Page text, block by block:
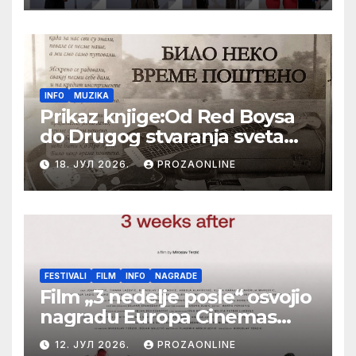
Festival evropskog filma Palić
INFO MUZIKA
Prikaz knjige:Od Red Boysa
do Drugog stvaranja sveta
(bilo neko vreme pošteno)
(autor- Zlatomira Sremca,
Botoš 2022. godine,
samizdat)
18. ЈУЛ 2026. PROZAONLINE
FESTIVALI FILM INFO NAGRADE
Film „3 nedelje posle“ osvojio
nagradu Europa Cinemas
Label na Filmskom festivalu
12. ЈУЛ 2026. PROZAONLINE